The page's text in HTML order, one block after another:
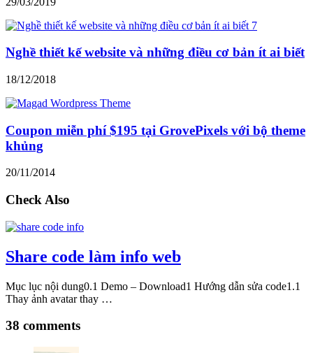
Nghề thiết kế website và những điều cơ bản ít ai biết
18/12/2018
Coupon miễn phí $195 tại GrovePixels với bộ theme
khủng
20/11/2014
Check Also
Share code làm info web
Mục lục nội dung0.1 Demo – Download1 Hướng dẫn sửa code1.1
Thay ảnh avatar thay …
38 comments